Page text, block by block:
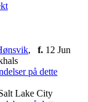
, f. 12 Jun
Lake City